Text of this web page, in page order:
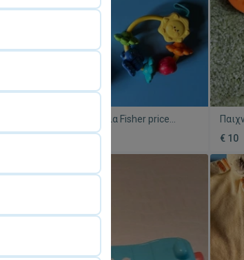
Βρεφικά πρώτα παιχνίδια Fisher price
μεταχειρισμένα, σετ 4 τεμαχίων
€ 10